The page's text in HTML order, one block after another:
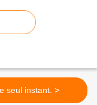
Le seul instant. >